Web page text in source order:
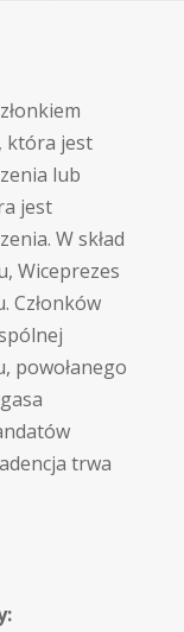
która jest
lub
jest
W skład
Wiceprezes
Członków
powołanego
trwa